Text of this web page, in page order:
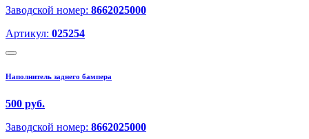
Заводской номер: 8662025000
Артикул: 025254
Наполнитель заднего бампера
500 руб.
Заводской номер: 8662025000